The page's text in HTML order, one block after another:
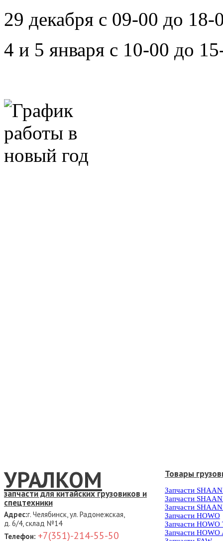
29 декабря с 09-00 до 18-
4 и 5 января с 10-00 до
УРАЛКОМ
запчасти для китайских грузовиков и
спецтехники
Адрес:г. Челябинск, ул. Радонежская,
д. 6/4, склад №14
Телефон: +7(351)-214-55-50
Товары
Запчасти
Запчасти
Запчасти
Запчасти HOWO
Запчасти HOWO
Запчасти HOWO